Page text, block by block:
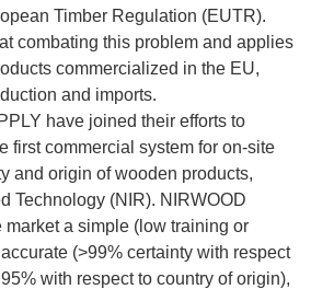
Timber Regulation (EUTR).
combating this problem and applies
commercialized in the EU,
and imports.
have joined their efforts to
first commercial system for on-site
and origin of wooden products,
Technology (NIR). NIRWOOD
market a simple (low training or
(>99% certainty with respect
with respect to country of origin),